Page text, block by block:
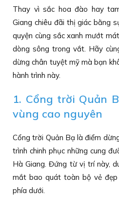
Thay vì sắc hoa đào hay
Giang chiêu đãi thị giác bằng
quyện cùng sắc xanh mướt
dòng sông trong vắt. Hãy
dừng chân tuyệt mỹ mà bạn
hành trình này.
1. Cổng trời Quản
vùng cao nguyên
Cổng trời Quản Bạ là điểm
trình chinh phục những cung
Hà Giang. Đứng từ vị trí này,
mắt bao quát toàn bộ vẻ đẹp
phía dưới.